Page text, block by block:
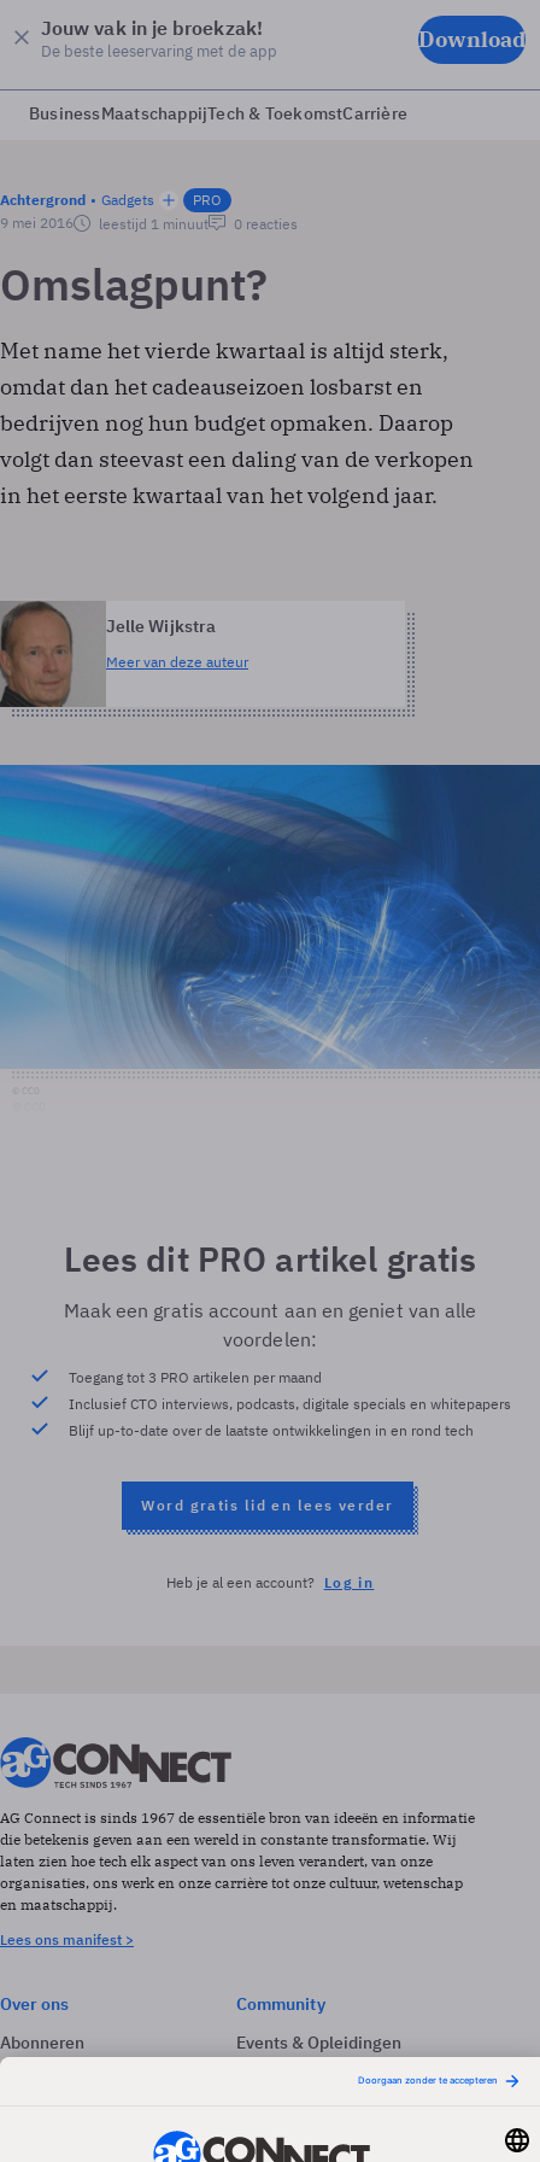
Jouw vak in je broekzak!
De beste leeservaring met de app Download
BusinessMaatschappijTech & ToekomstCarrière
Achtergrond Gadgets
PRO
9 mei 2016
leestijd 1 minuut 0 reacties
Omslagpunt?
Met name het vierde kwartaal is altijd sterk,
omdat dan het ­cadeauseizoen losbarst en
bedrijven nog hun budget opmaken. Daarop
volgt dan steevast een daling van de verkopen
in het eerste kwartaal van het volgend jaar.
Jelle Wijkstra
Meer van deze auteur
Lees dit PRO artikel gratis
Maak een gratis account aan en geniet van alle
voordelen:
Toegang tot 3 PRO artikelen per maand
Inclusief CTO interviews, podcasts, digitale specials en whitepapers
Blijf up-to-date over de laatste ontwikkelingen in en rond tech
Word gratis lid en lees verder
Heb je al een account? Log in
AG Connect is sinds 1967 de essentiële bron van ideeën en informatie
die betekenis geven aan een wereld in constante transformatie. Wij
laten zien hoe tech elk aspect van ons leven verandert, van onze
organisaties, ons werk en onze carrière tot onze cultuur, wetenschap
en maatschappij.
Lees ons manifest >
Over ons
Abonneren
Adverteren
Community
Events & Opleidingen